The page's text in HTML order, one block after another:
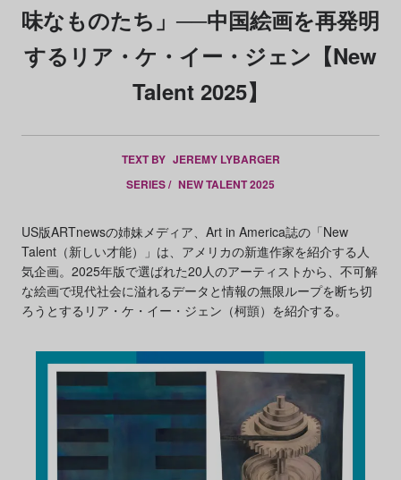
味なものたち」──中国絵画を再発明
するリア・ケ・イー・ジェン【New
Talent 2025】
TEXT BY JEREMY LYBARGER
SERIES / NEW TALENT 2025
US版ARTnewsの姉妹メディア、Art in America誌の「New
Talent（新しい才能）」は、アメリカの新進作家を紹介する人
気企画。2025年版で選ばれた20人のアーティストから、不可解
な絵画で現代社会に溢れるデータと情報の無限ループを断ち切
ろうとするリア・ケ・イー・ジェン（柯顗）を紹介する。